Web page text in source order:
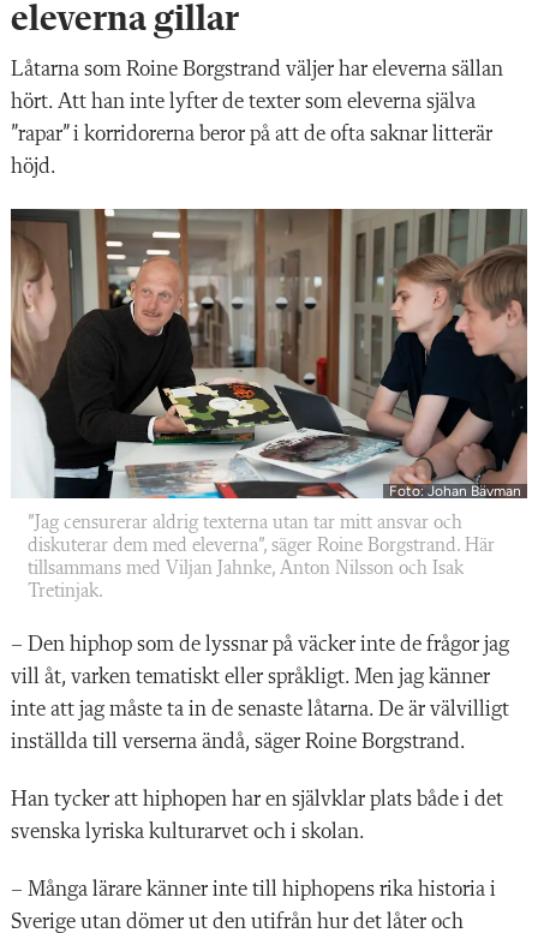
eleverna gillar
Låtarna som Roine Borgstrand väljer har eleverna sällan
hört. Att han inte lyfter de texter som eleverna själva
”rapar” i korridorerna beror på att de ofta saknar litterär
höjd.
Foto: Johan Bävman
”Jag censurerar aldrig texterna utan tar mitt ansvar och
diskuterar dem med eleverna”, säger Roine Borgstrand. Här
tillsammans med Viljan Jahnke, Anton Nilsson och Isak
Tretinjak.
– Den hiphop som de lyssnar på väcker inte de frågor jag
vill åt, varken tematiskt eller språkligt. Men jag känner
inte att jag måste ta in de senaste låtarna. De är välvilligt
inställda till verserna ändå, säger Roine Borgstrand.
Han tycker att hiphopen har en självklar plats både i det
svenska lyriska kulturarvet och i skolan.
– Många lärare känner inte till hiphopens rika historia i
Sverige utan dömer ut den utifrån hur det låter och